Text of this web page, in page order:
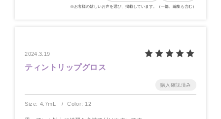
※お客様の嬉しいお声を選び、掲載しています。（一部、編集も含む）
2024.3.19
ティントリップグロス
Size: 4.7mL Color: 12